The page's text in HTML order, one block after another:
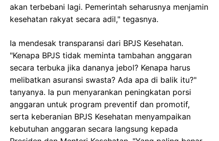
akan terbebani lagi. Pemerintah seharusnya menjamin
kesehatan rakyat secara adil," tegasnya.
Ia mendesak transparansi dari BPJS Kesehatan.
"Kenapa BPJS tidak meminta tambahan anggaran
secara terbuka jika dananya jebol? Kenapa harus
melibatkan asuransi swasta? Ada apa di balik itu?"
tanyanya. Ia pun menyarankan peningkatan porsi
anggaran untuk program preventif dan promotif,
serta keberanian BPJS Kesehatan menyampaikan
kebutuhan anggaran secara langsung kepada